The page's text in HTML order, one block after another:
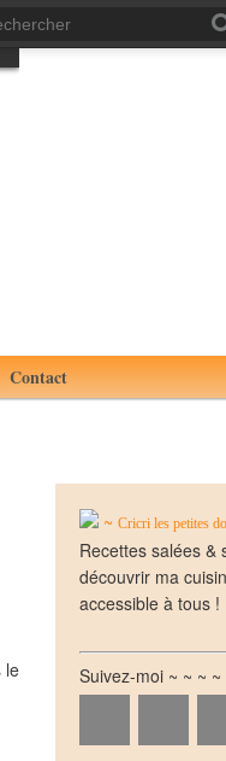
Contact
le
~ Cricri les petites
Recettes salées &
découvrir ma
accessible à tous !
Suivez-moi ~ ~ ~ ~